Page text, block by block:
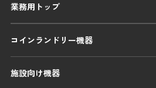
業務用トップ
コインランドリー機器
施設向け機器